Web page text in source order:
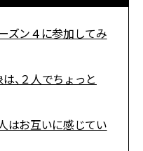
ズン４に参加してみ
、２人でちょっと
はお互いに感じてい